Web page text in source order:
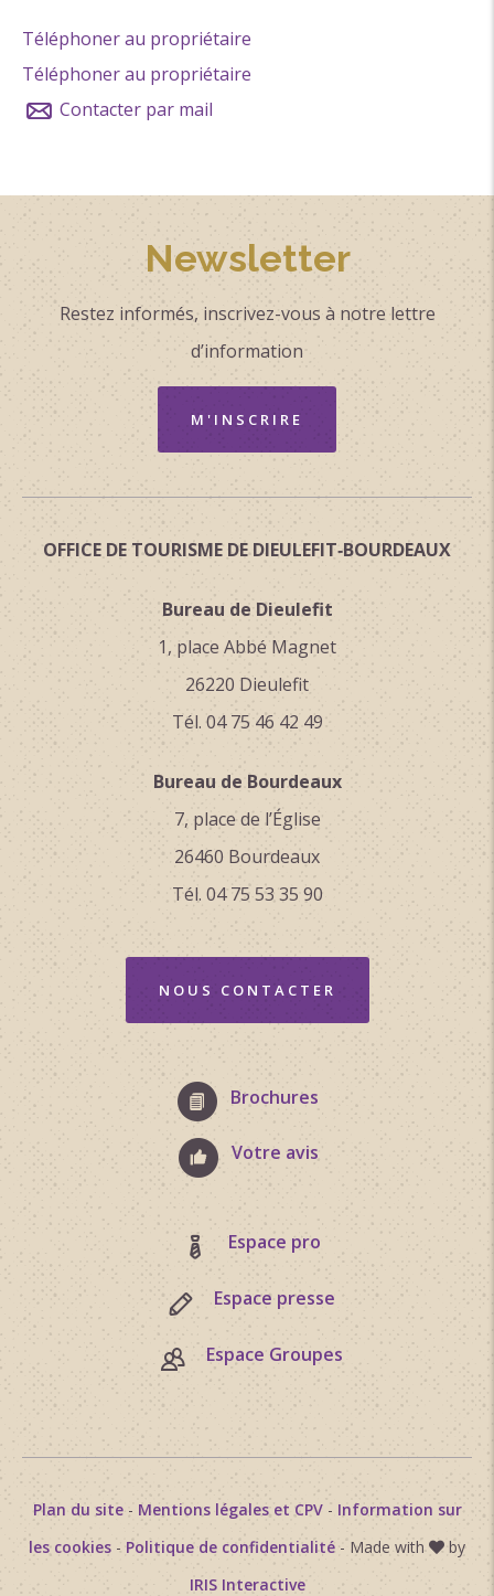
Téléphoner au propriétaire
Téléphoner au propriétaire
Contacter par mail
Newsletter
Restez informés, inscrivez-vous à notre lettre
d’information
M'INSCRIRE
OFFICE DE TOURISME DE DIEULEFIT‑BOURDEAUX
Bureau de Dieulefit
1, place Abbé Magnet
26220 Dieulefit
Tél. 04 75 46 42 49
Bureau de Bourdeaux
7, place de l’Église
26460 Bourdeaux
Tél. 04 75 53 35 90
NOUS CONTACTER
Brochures
Votre avis
Espace pro
Espace presse
Espace Groupes
Plan du site- Mentions légales et CPV- Information sur
les cookies - Politique de confidentialité - Made with
by
IRIS Interactive